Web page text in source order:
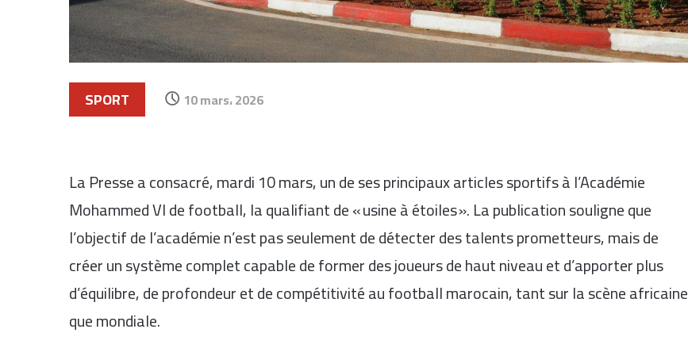
SPORT 10 mars، 2026
LaPressea consacré, mardi 10 mars, un de ses principaux articles sportifs à l’Académie
Mohammed VI de football, la qualifiant de « usine à étoiles ». La publication souligne que
l’objectif de l’académie n’est pas seulement de détecter des talents prometteurs, mais de
créer un système complet capable de former des joueurs de haut niveau et d’apporter plus
d’équilibre, de profondeur et de compétitivité au football marocain, tant sur la scène africaine
que mondiale.